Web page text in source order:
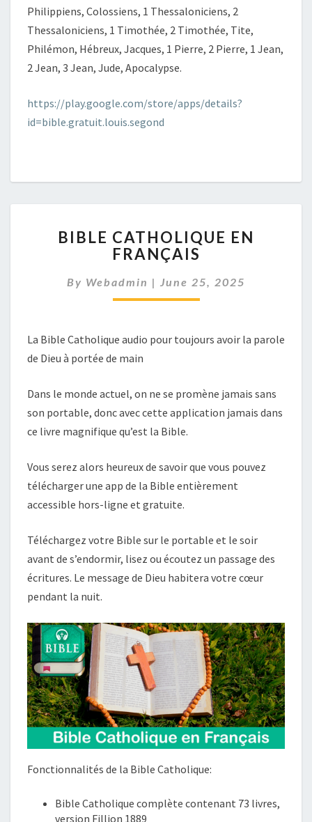
Philippiens, Colossiens, 1 Thessaloniciens, 2
Thessaloniciens, 1 Timothée, 2 Timothée, Tite,
Philémon, Hébreux, Jacques, 1 Pierre, 2 Pierre, 1 Jean,
2 Jean, 3 Jean, Jude, Apocalypse.
https://play.google.com/store/apps/details?
id=bible.gratuit.louis.segond
CATHOLIQUE
EN
BIBLE CATHOLIQUE EN
FRANÇAIS
By Webadmin | June 25, 2025
La Bible Catholique audio pour toujours avoir la parole
de Dieu à portée de main
Dans le monde actuel, on ne se promène jamais sans
son portable, donc avec cette application jamais dans
ce livre magnifique qu’est la Bible.
Vous serez alors heureux de savoir que vous pouvez
télécharger une app de la Bible entièrement
accessible hors-ligne et gratuite.
Téléchargez votre Bible sur le portable et le soir
avant de s’endormir, lisez ou écoutez un passage des
écritures. Le message de Dieu habitera votre cœur
pendant la nuit.
Fonctionnalités de la Bible Catholique:
Bible Catholique complète contenant 73 livres,
version Fillion 1889